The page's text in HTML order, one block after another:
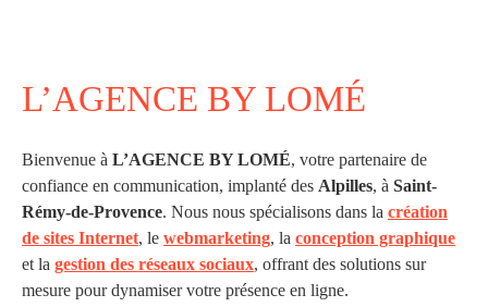
L’AGENCE BY LOMÉ
Bienvenue à L’AGENCE BY LOMÉ, votre partenaire de
confiance en communication, implanté des Alpilles, à Saint-
Rémy-de-Provence. Nous nous spécialisons dans la création
de sites Internet, le webmarketing, la conception graphique
et la gestion des réseaux sociaux, offrant des solutions sur
mesure pour dynamiser votre présence en ligne.